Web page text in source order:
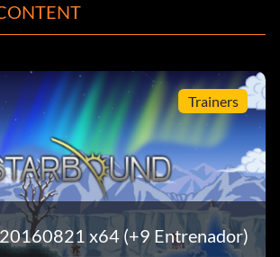
Trainers
x64 (+9 Entrenador)